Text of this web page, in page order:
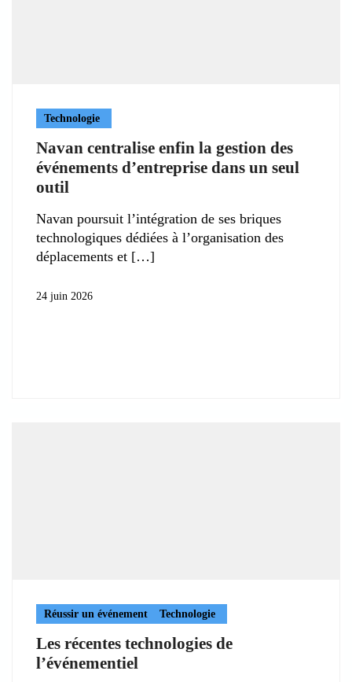
Technologie
Navan centralise enfin la gestion des
événements d’entreprise dans un seul
outil
Navan poursuit l’intégration de ses briques
technologiques dédiées à l’organisation des
déplacements et
24 juin 2026
Réussir un événement Technologie
Les récentes technologies de
l’événementiel